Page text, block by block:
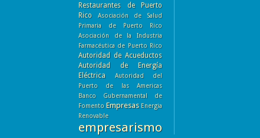
Restaurantes de Puerto
Rico
Asociación de Salud
Primaria de Puerto Rico
Asociación de la Industria
Farmacéutica de Puerto Rico
Autoridad de Acueductos
Autoridad de Energía
Eléctrica
Autoridad del
Puerto de las Americas
Banco Gubernamental de
Fomento Empresas Energia
Renovable
empresarismo